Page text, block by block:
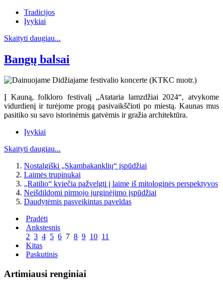
Tradicijos
Įvykiai
Skaityti daugiau...
Bangų balsai
Į Kauną, folkloro festivalį „Atataria lamzdžiai 2024“, atvykome
vidurdienį ir turėjome progą pasivaikščioti po miestą. Kaunas mus
pasitiko su savo istorinėmis gatvėmis ir gražia architektūra.
Įvykiai
Skaityti daugiau...
Nostalgiški „Skambakanklių“ įspūdžiai
Laimės trupinukai
„Ratilio“ kviečia pažvelgti į laimę iš mitologinės perspektyvos
Neišdildomi pirmojo jurginėjimo įspūdžiai
Daudytėmis pasveikintas paveldas
Pradėti
Ankstesnis
2 3 4 5 6 7 8 9 10 11
Kitas
Paskutinis
Artimiausi renginiai